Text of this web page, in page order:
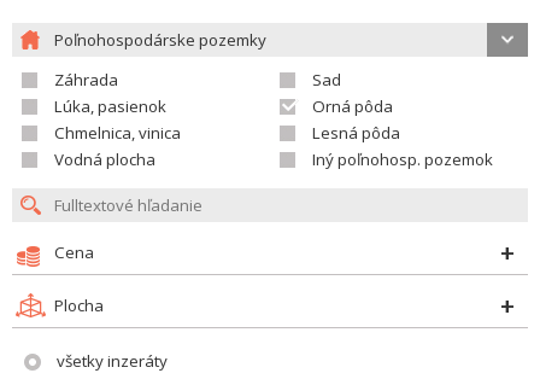
Poľnohospodárske pozemky
Záhrada
Sad
Lúka, pasienok
Orná pôda
Chmelnica, vinica
Lesná pôda
Vodná plocha
Iný poľnohosp. pozemok
Cena
Plocha
všetky inzeráty